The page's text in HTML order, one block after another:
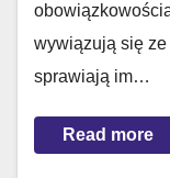
wywiązują się
sprawiają im…
Read more